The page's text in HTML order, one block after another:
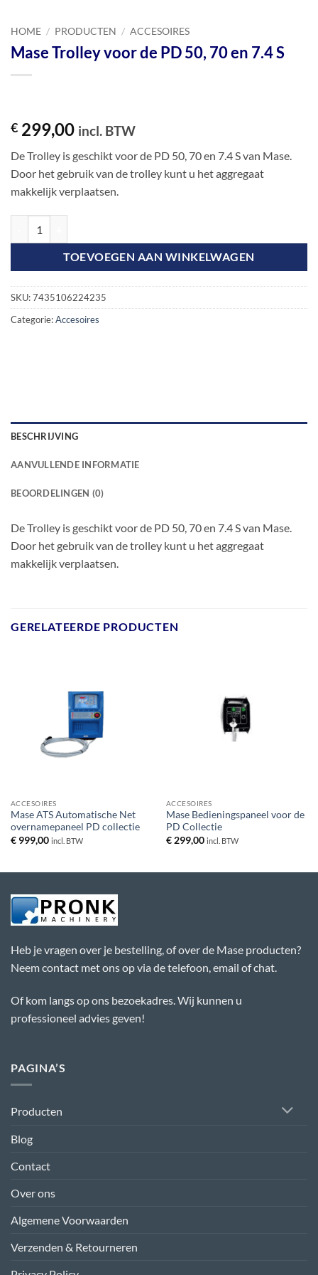
HOME / PRODUCTEN / ACCESOIRES
Mase Trolley voor de PD 50, 70 en 7.4 S
€ 299,00 incl. BTW
De Trolley is geschikt voor de PD 50, 70 en 7.4 S van Mase.
Door het gebruik van de trolley kunt u het aggregaat
makkelijk verplaatsen.
TOEVOEGEN AAN WINKELWAGEN
SKU:7435106224235
Categorie:Accesoires
BESCHRIJVING
AANVULLENDE INFORMATIE
BEOORDELINGEN (0)
De Trolley is geschikt voor de PD 50, 70 en 7.4 S van Mase.
Door het gebruik van de trolley kunt u het aggregaat
makkelijk verplaatsen.
GERELATEERDE PRODUCTEN
ACCESOIRES
Mase ATS Automatische Net
overnamepaneel PD collectie
€999,00 incl. BTW
ACCESOIRES
Mase Bedieningspaneel voor de
PD Collectie
€299,00 incl. BTW
Heb je vragen over je bestelling, of over de Mase producten?
Neem contact met ons op via de telefoon, email of chat.
Of kom langs op ons bezoekadres. Wij kunnen u
professioneel advies geven!
PAGINA’S
Producten
Blog
Contact
Over ons
Algemene Voorwaarden
Verzenden & Retourneren